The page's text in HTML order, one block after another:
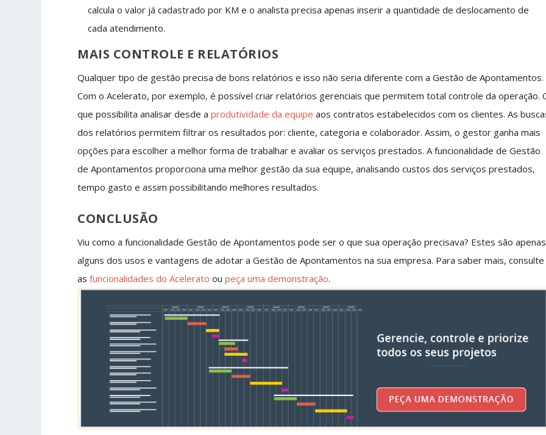
calcula o valor já cadastrado por KM e o analista precisa apenas inserir a quantidade de deslocamento de
cada atendimento.
MAIS CONTROLE E RELATÓRIOS
Qualquer tipo de gestão precisa de bons relatórios e isso não seria diferente com a Gestão de Apontamentos.
Com o Acelerato, por exemplo, é possível criar relatórios gerenciais que permitem total controle da operação.
que possibilita analisar desde aprodutividade da equipe aos contratos estabelecidos com os clientes. As
dos relatórios permitem filtrar os resultados por: cliente, categoria e colaborador. Assim, o gestor ganha mais
opções para escolher a melhor forma de trabalhar e avaliar os serviços prestados. A funcionalidade de Gestão
de Apontamentos proporciona uma melhor gestão da sua equipe, analisando custos dos serviços prestados,
tempo gasto e assim possibilitando melhores resultados.
CONCLUSÃO
Viu como a funcionalidade Gestão de Apontamentos pode ser o que sua operação precisava? Estes são apenas
alguns dos usos e vantagens de adotar a Gestão de Apontamentos na sua empresa. Para saber mais, consulte
asfuncionalidades do Acelerato oupeça uma demonstração.